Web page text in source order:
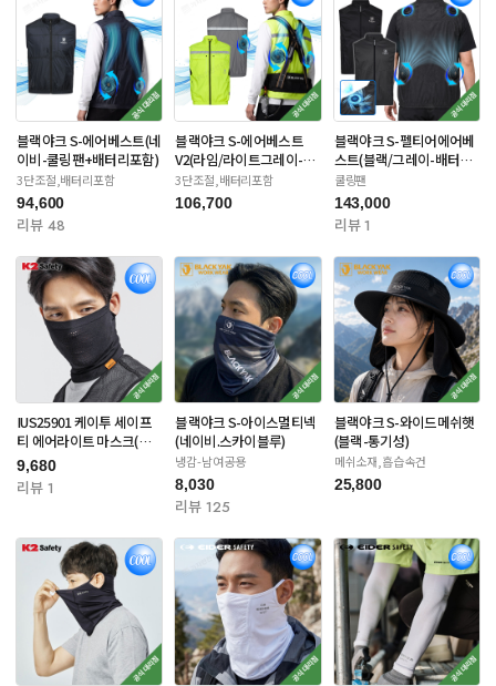
블랙야크 S-에어베스트(네
이비-쿨링팬+배터리포함)
3단조절,배터리포함
94,600
리뷰 48
블랙야크 S-에어베스트
V2(라임/라이트그레이-쿨
링팬) 배터리포함
3단조절,배터리포함
106,700
블랙야크 S-펠티어에어베
스트(블랙/그레이-배터리
별도)
쿨링팬
143,000
리뷰 1
IUS25901 케이투 세이프
티 에어라이트 마스크(블
랙/아이보리)
9,680
리뷰 1
블랙야크 S-아이스멀티넥
(네이비.스카이블루)
냉감-남여공용
8,030
리뷰 125
블랙야크 S-와이드메쉬햇
(블랙-통기성)
메쉬소재,흡습속건
25,800